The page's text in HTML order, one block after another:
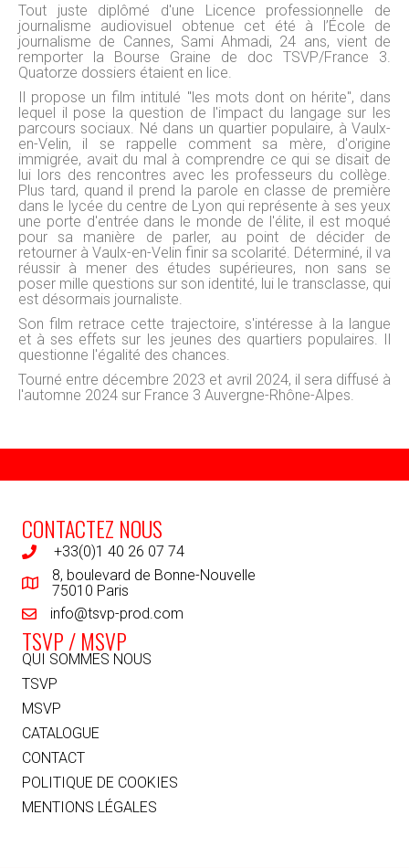
Tout juste diplômé d'une Licence professionnelle de
journalisme audiovisuel obtenue cet été à l’École de
journalisme de Cannes, Sami Ahmadi, 24 ans, vient de
remporter la Bourse Graine de doc TSVP/France 3.
Quatorze dossiers étaient en lice.
Il propose un film intitulé "les mots dont on hérite", dans
lequel il pose la question de l'impact du langage sur les
parcours sociaux. Né dans un quartier populaire, à Vaulx-
en-Velin, il se rappelle comment sa mère, d'origine
immigrée, avait du mal à comprendre ce qui se disait de
lui lors des rencontres avec les professeurs du collège.
Plus tard, quand il prend la parole en classe de première
dans le lycée du centre de Lyon qui représente à ses yeux
une porte d'entrée dans le monde de l'élite, il est moqué
pour sa manière de parler, au point de décider de
retourner à Vaulx-en-Velin finir sa scolarité. Déterminé, il va
réussir à mener des études supérieures, non sans se
poser mille questions sur son identité, lui le transclasse, qui
est désormais journaliste.
Son film retrace cette trajectoire, s'intéresse à la langue
et à ses effets sur les jeunes des quartiers populaires. Il
questionne l'égalité des chances.
Tourné entre décembre 2023 et avril 2024, il sera diffusé à
l'automne 2024 sur France 3 Auvergne-Rhône-Alpes.
CONTACTEZ NOUS
+33(0)1 40 26 07 74
8, boulevard de Bonne-Nouvelle
75010 Paris
info@tsvp-prod.com
TSVP / MSVP
QUI SOMMES NOUS
TSVP
MSVP
CATALOGUE
CONTACT
POLITIQUE DE COOKIES
MENTIONS LÉGALES